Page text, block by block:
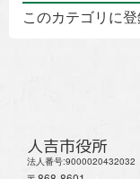
このカテゴリに
人吉市役所
法人番号:9000020432032